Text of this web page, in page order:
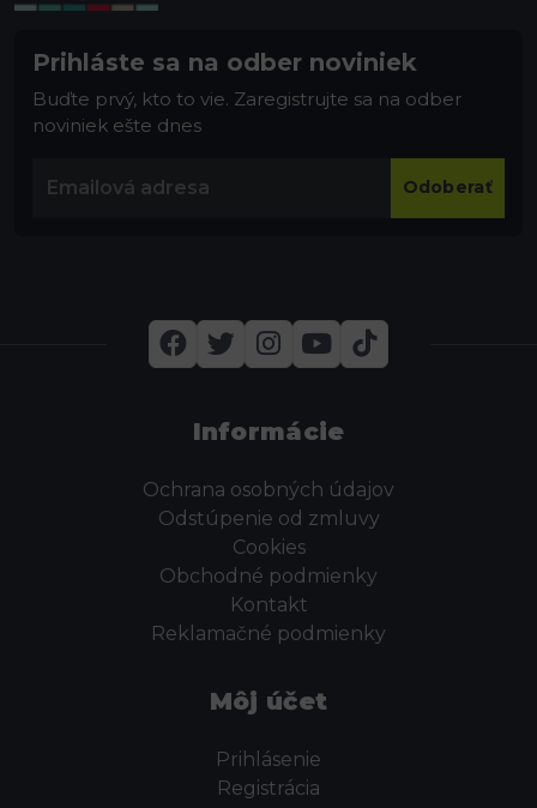
Prihláste sa na odber noviniek
Buďte prvý, kto to vie. Zaregistrujte sa na odber
noviniek ešte dnes
Odoberať
Informácie
Ochrana osobných údajov
Odstúpenie od zmluvy
Cookies
Obchodné podmienky
Kontakt
Reklamačné podmienky
Môj účet
Prihlásenie
Registrácia